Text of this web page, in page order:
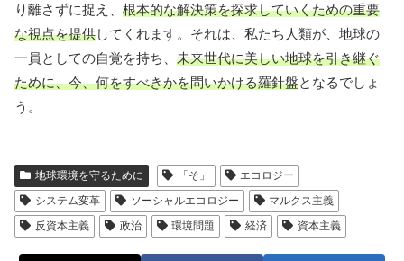
り離さずに捉え、 根本的な解決策を探求していくための重要
な視点を提供してくれます。それは、私たち人類が、地球の
一員としての自覚を持ち、 未来世代に美しい地球を引き継ぐ
ために、今、何をすべきかを問いかける羅針盤となるでしょ
う。
地球環境を守るために 「そ」
エコロジー
システム変革
ソーシャルエコロジー
マルクス主義
反資本主義
政治 環境問題 経済 資本主義